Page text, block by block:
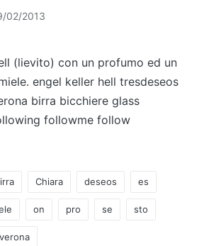
02/2013
(lievito) con un profumo ed un
engel keller hell tresdeseos
birra bicchiere glass
followme follow
Chiara deseos es
on pro se sto
verona